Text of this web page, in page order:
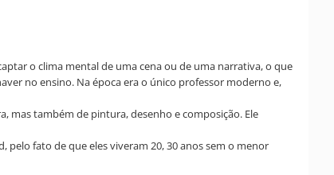
o clima mental de uma cena ou de uma narrativa, o que
no ensino. Na época era o único professor moderno e,
mas também de pintura, desenho e composição. Ele
pelo fato de que eles viveram 20, 30 anos sem o menor